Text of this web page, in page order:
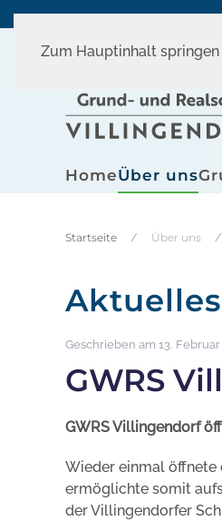
Zum Hauptinhalt springen
HomeÜber uns
Startseite Über uns
Aktuelles
Geschrieben am 13.
GWRS
GWRS Villingendorf
Wieder einmal öffnete
ermöglichte somit
der Villingendorfer